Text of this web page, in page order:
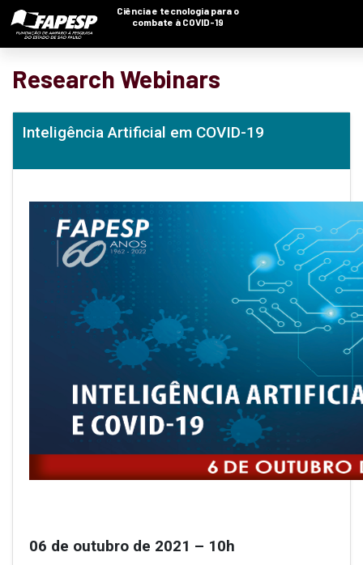
Ciência e tecnologia para o
combate à COVID-19
Research Webinars
Inteligência Artificial em COVID-19
06 de outubro de 2021 – 10h